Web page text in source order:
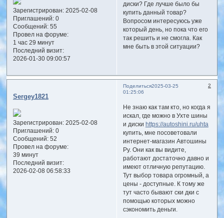
Зарегистрирован: 2025-02-08
Приглашений:0
Сообщений:55
Провел на форуме:
1 час 29 минут
Последний визит:
2026-01-30 09:00:57
диски? Где лучше было бы
купить данный товар?
Вопросом интересуюсь уже
который день, но пока что его
так решить и не смогла. Как
мне быть в этой ситуации?
Поделиться 2
2025-03-25
01:25:06
Sergey1821
Зарегистрирован: 2025-02-08
Приглашений:0
Сообщений:52
Провел на форуме:
39 минут
Последний визит:
2026-02-08 06:58:33
Не знаю как там кто, но когда я
искал, где можно в Ухте шины
и диски https://autoshini.ru/uhta
купить, мне посоветовали
интернет-магазин Автошины
Ру. Они как вы видите,
работают достаточно давно и
имеют отличную репутацию.
Тут выбор товара огромный, а
цены - доступные. К тому же
тут часто бывают ски дки с
помощью которых можно
сэкономить деньги.